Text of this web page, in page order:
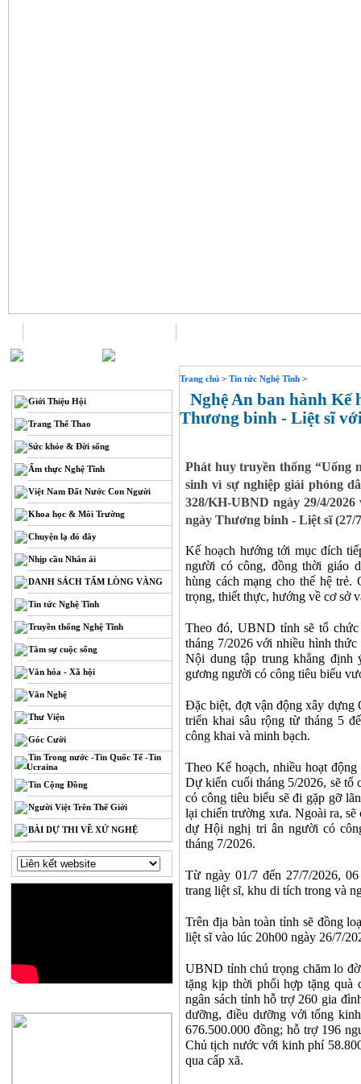
Giới Thiệu Hội
Trang Thể Thao
Sức khỏe & Đời sống
Ẩm thực Nghệ Tĩnh
Việt Nam Đất Nước Con Người
Khoa học & Môi Trường
Chuyện lạ đó đây
Nhịp cầu Nhân ái
DANH SÁCH TẤM LÒNG VÀNG
Tin tức Nghệ Tĩnh
Truyền thống Nghệ Tĩnh
Tâm sự cuộc sống
Văn hóa - Xã hội
Văn Nghệ
Thư Viện
Góc Cười
Tin Trong nước -Tin Quốc Tế -Tin
Ucraina
Tin Cộng Đồng
Người Việt Trên Thế Giới
BÀI DỰ THI VỀ XỨ NGHỆ
Trang chủ > Tin tức Nghệ Tĩnh >
Nghệ An ban hành Kế
Thương binh - Liệt sĩ
Phát huy truyền thống “Uống
sinh vì sự nghiệp giải phóng
328/KH-UBND ngày 29/4/
ngày Thương binh - Liệt sĩ (27/
Kế hoạch hướng tới mục đích
người có công, đồng thời giáo
hùng cách mạng cho thế hệ trẻ.
trọng, thiết thực, hướng về cơ sở
Theo đó, UBND tỉnh sẽ tổ
tháng 7/2026 với nhiều hình
Nội dung tập trung khẳng định
gương người có công tiêu biểu
Đặc biệt, đợt vận động xây dựng
triển khai sâu rộng từ tháng 5
công khai và minh bạch.
Theo Kế hoạch, nhiều hoạt
Dự kiến cuối tháng 5/2026, sẽ tổ
có công tiêu biểu sẽ đi gặp gỡ
lại chiến trường xưa. Ngoài ra,
dự Hội nghị tri ân người có
tháng 7/2026.
Từ ngày 01/7 đến 27/7/2026,
trang liệt sĩ, khu di tích trong và
Trên địa bàn toàn tỉnh sẽ đồng
liệt sĩ vào lúc 20h00 ngày 26/7/
UBND tỉnh chú trọng chăm lo
tặng kịp thời phối hợp tặng quà
ngân sách tỉnh hỗ trợ 260 gia
dưỡng, điều dưỡng với tổng
676.500.000 đồng; hỗ trợ 196
Chủ tịch nước với kinh phí
qua cấp xã.